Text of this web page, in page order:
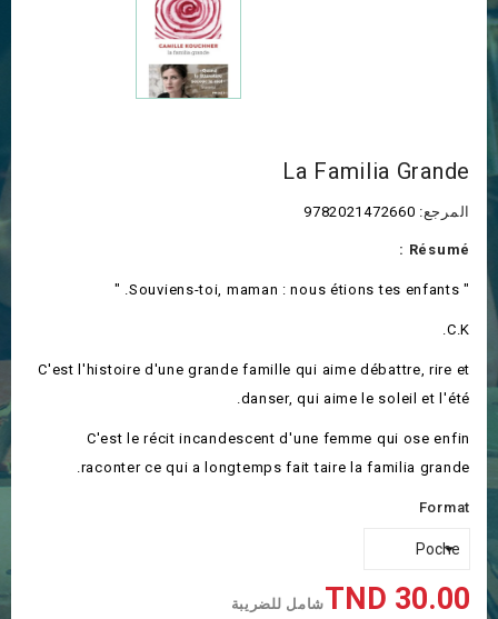
La Familia Grande
المرجع: 9782021472660
Résumé :
" Souviens-toi, maman : nous étions tes enfants. "
C.K.
C'est l'histoire d'une grande famille qui aime débattre, rire et
danser, qui aime le soleil et l'été.
C'est le récit incandescent d'une femme qui ose enfin
raconter ce qui a longtemps fait taire la familia grande.
Format
30.00 TND شامل للضريبة